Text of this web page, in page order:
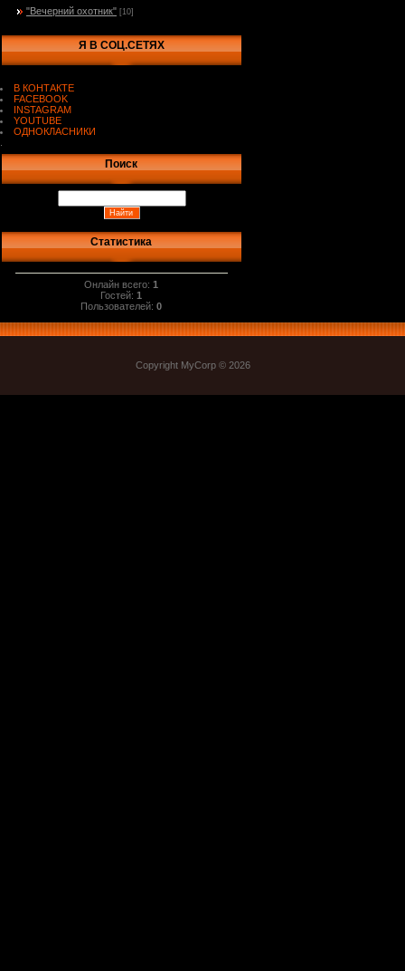
"Вечерний охотник" [10]
Я В СОЦ.СЕТЯХ
В КОНТАКТЕ
FACEBOOK
INSTAGRAM
YOUTUBE
ОДНОКЛАСНИКИ
Поиск
Статистика
Онлайн всего:1
Гостей:1
Пользователей:0
Copyright MyCorp © 2026